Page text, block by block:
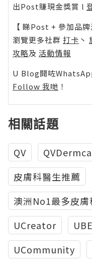
出Post賺現金獎賞 l
【 睇Post + 參加品牌
瀏覽更多社群 打卡 丶
攻略及 活動情報
U Blog開咗
Follow 我哋 ！
相關話題
QV
皮膚科醫生推薦
澳洲No1最多皮膚
UCreator
UCommunity